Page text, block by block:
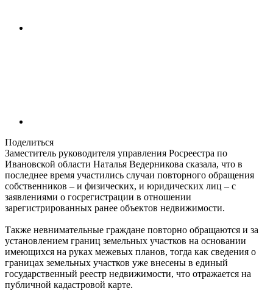
Поделиться
Заместитель руководителя управления Росреестра по
Ивановской области Наталья Ведерникова сказала, что в
последнее время участились случаи повторного обращения
собственников – и физических, и юридических лиц – с
заявлениями о госрегистрации в отношении
зарегистрированных ранее объектов недвижимости.
Также невнимательные граждане повторно обращаются и за
установлением границ земельных участков на основании
имеющихся на руках межевых планов, тогда как сведения о
границах земельных участков уже внесены в единый
государственный реестр недвижимости, что отражается на
публичной кадастровой карте.